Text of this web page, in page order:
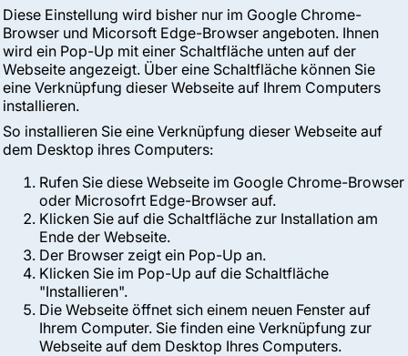
Diese Einstellung wird bisher nur im Google Chrome-
Browser und Micorsoft Edge-Browser angeboten. Ihnen
wird ein Pop-Up mit einer Schaltfläche unten auf der
Webseite angezeigt. Über eine Schaltfläche können Sie
eine Verknüpfung dieser Webseite auf Ihrem Computers
installieren.
So installieren Sie eine Verknüpfung dieser Webseite auf
dem Desktop ihres Computers:
Rufen Sie diese Webseite im Google Chrome-Browser
oder Microsofrt Edge-Browser auf.
Klicken Sie auf die Schaltfläche zur Installation am
Ende der Webseite.
Der Browser zeigt ein Pop-Up an.
Klicken Sie im Pop-Up auf die Schaltfläche
"Installieren".
Die Webseite öffnet sich einem neuen Fenster auf
Ihrem Computer. Sie finden eine Verknüpfung zur
Webseite auf dem Desktop Ihres Computers.